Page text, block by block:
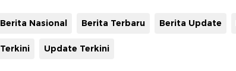
Berita Nasional Berita Terbaru Berita Update
Terkini Update Terkini